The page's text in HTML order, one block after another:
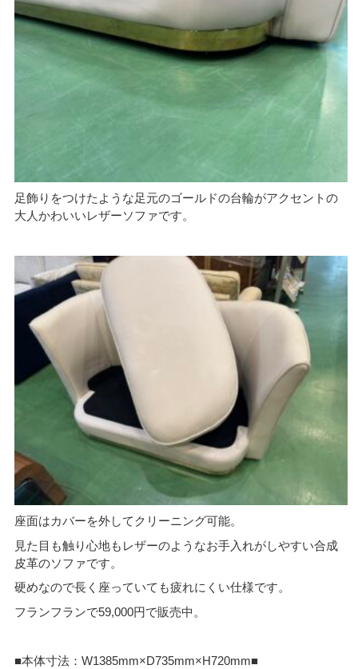
足飾りをつけたような足元のゴールドの台輪がアクセントの
大人かわいいレザーソファです。
座面はカバーを外してクリーニング可能。
見た目も触り心地もレザーのようなお手入れがしやすい合成
皮革のソファです。
硬めなので長く座っていても疲れにくい仕様です。
フランフランで59,000円で販売中。
■本体寸法：W1385mm×D735mm×H720mm■